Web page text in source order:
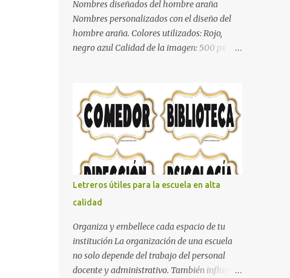
que va con todo y además es color bastante
limpio que te dará esa sensación de calidez.
Los colores terra son excelentes para usar en
color muy relajante y por lo tanto entra en
la lista de colo...
Nombres diseñados del hombre araña
Nombres personalizados con el diseño del
hombre araña. Colores utilizados: Rojo,
negro azul Calidad de la imagen: 500 px Si
comentario y con gusto lo diseñamos.
Nombres con diseños Spiderman Sonic bella
Cartel de feliz cumpleaños de héroes en
pijamas Ideas para decorar el dormitorio
con pósters Cama con diseño de ring de
boxeo Ideas para decoraciones de fiestas
infantiles Cosas bonitas que se pueden hacer
con gomas de coche
Letreros útiles para la escuela en alta
calidad
Organiza y embellece cada espacio de tu
institución La organización de una escuela
no solo depende del trabajo del personal
docente y administrativo. También influye la